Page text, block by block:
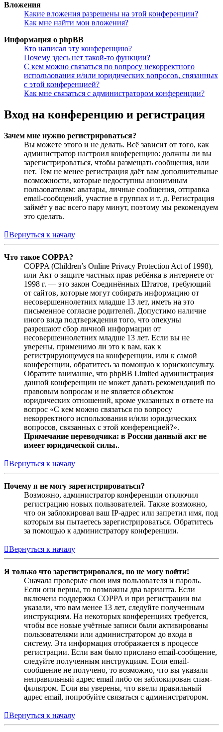
Вложения
Какие вложения разрешены на этой конференции?
Как мне найти мои вложения?
Информация о phpBB
Кто написал эту конференцию?
Почему здесь нет такой-то функции?
С кем можно связаться по вопросу некорректного
использования и/или юридических вопросов, связанных
с этой конференцией?
Как мне связаться с администратором конференции?
Вход на конференцию и регистрация
Зачем мне нужно регистрироваться?
Вы можете этого и не делать. Всё зависит от того, как
администратор настроил конференцию: должны ли вы
зарегистрироваться, чтобы размещать сообщения, или
нет. Тем не менее регистрация даёт вам дополнительные
возможности, которые недоступны анонимным
пользователям: аватары, личные сообщения, отправка
email-сообщений, участие в группах и т. д. Регистрация
займёт у вас всего пару минут, поэтому мы рекомендуем
это сделать.
Вернуться к началу
Что такое COPPA?
COPPA (Children’s Online Privacy Protection Act of 1998),
или Акт о защите частных прав ребёнка в интернете от
1998 г. — это закон Соединённых Штатов, требующий
от сайтов, которые могут собирать информацию от
несовершеннолетних младше 13 лет, иметь на это
письменное согласие родителей. Допустимо наличие
иного вида подтверждения того, что опекуны
разрешают сбор личной информации от
несовершеннолетних младше 13 лет. Если вы не
уверены, применимо ли это к вам, как к
регистрирующемуся на конференции, или к самой
конференции, обратитесь за помощью к юрисконсульту.
Обратите внимание, что phpBB Limited администрация
данной конференции не может давать рекомендаций по
правовым вопросам и не является объектом
юридических отношений, кроме указанных в ответе на
вопрос «С кем можно связаться по вопросу
некорректного использования и/или юридических
вопросов, связанных с этой конференцией?».
Примечание переводчика: в России данный акт не
имеет юридической силы..
Вернуться к началу
Почему я не могу зарегистрироваться?
Возможно, администратор конференции отключил
регистрацию новых пользователей. Также возможно,
что он заблокировал ваш IP-адрес или запретил имя, под
которым вы пытаетесь зарегистрироваться. Обратитесь
за помощью к администратору конференции.
Вернуться к началу
Я только что зарегистрировался, но не могу войти!
Сначала проверьте свои имя пользователя и пароль.
Если они верны, то возможны два варианта. Если
включена поддержка COPPA и при регистрации вы
указали, что вам менее 13 лет, следуйте полученным
инструкциям. На некоторых конференциях требуется,
чтобы все новые учётные записи были активированы
пользователями или администратором до входа в
систему. Эта информация отображается в процессе
регистрации. Если вам было прислано email-сообщение,
следуйте полученным инструкциям. Если email-
сообщение не получено, то возможно, что вы указали
неправильный адрес email либо он заблокирован спам-
фильтром. Если вы уверены, что ввели правильный
адрес email, попробуйте связаться с администратором.
Вернуться к началу